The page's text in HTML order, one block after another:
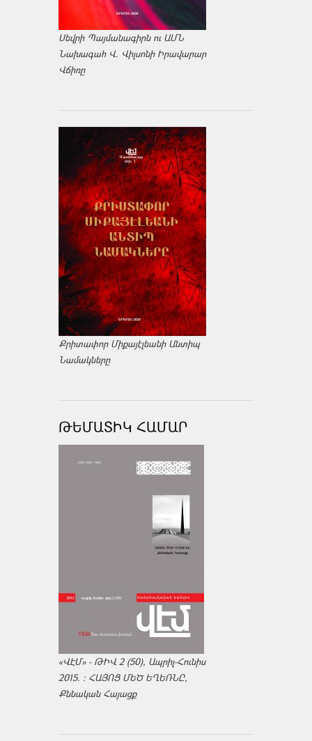
Սեվրի Պայմանագիրն ու ԱՄՆ
Նախագահ Վ. Վիլսոնի Իրավարար
Վճիռը
Քրիտափոր Միքայէլեանի Անտիպ
Նամակները
ԹԵՄԱՏԻԿ ՀԱՄԱՐ
«ՎԷՄ» - ԹԻՎ 2 (50), Ապրիլ-Հունիս
2015. : ՀԱՅՈՑ ՄԵԾ ԵՂԵՌՆԸ,
Քննական Հայացք